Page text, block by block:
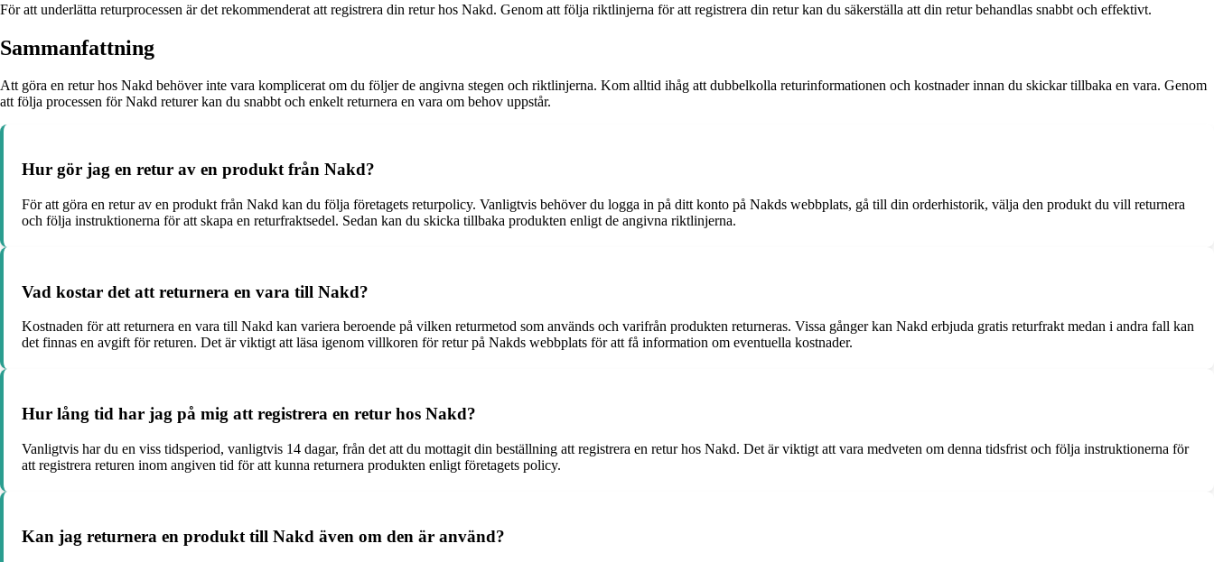
För att underlätta returprocessen är det rekommenderat att registrera din retur hos Nakd. Genom att följa riktlinjerna för att registrera din retur kan du säkerställa att din retur behandlas snabbt och effektivt.
Sammanfattning
Att göra en retur hos Nakd behöver inte vara komplicerat om du följer de angivna stegen och riktlinjerna. Kom alltid ihåg att dubbelkolla returinformationen och kostnader innan du skickar tillbaka en vara. Genom
att följa processen för Nakd returer kan du snabbt och enkelt returnera en vara om behov uppstår.
Hur gör jag en retur av en produkt från Nakd?
För att göra en retur av en produkt från Nakd kan du följa företagets returpolicy. Vanligtvis behöver du logga in på ditt konto på Nakds webbplats, gå till din orderhistorik, välja den produkt du vill returnera
och följa instruktionerna för att skapa en returfraktsedel. Sedan kan du skicka tillbaka produkten enligt de angivna riktlinjerna.
Vad kostar det att returnera en vara till Nakd?
Kostnaden för att returnera en vara till Nakd kan variera beroende på vilken returmetod som används och varifrån produkten returneras. Vissa gånger kan Nakd erbjuda gratis returfrakt medan i andra fall kan
det finnas en avgift för returen. Det är viktigt att läsa igenom villkoren för retur på Nakds webbplats för att få information om eventuella kostnader.
Hur lång tid har jag på mig att registrera en retur hos Nakd?
Vanligtvis har du en viss tidsperiod, vanligtvis 14 dagar, från det att du mottagit din beställning att registrera en retur hos Nakd. Det är viktigt att vara medveten om denna tidsfrist och följa instruktionerna för
att registrera returen inom angiven tid för att kunna returnera produkten enligt företagets policy.
Kan jag returnera en produkt till Nakd även om den är använd?